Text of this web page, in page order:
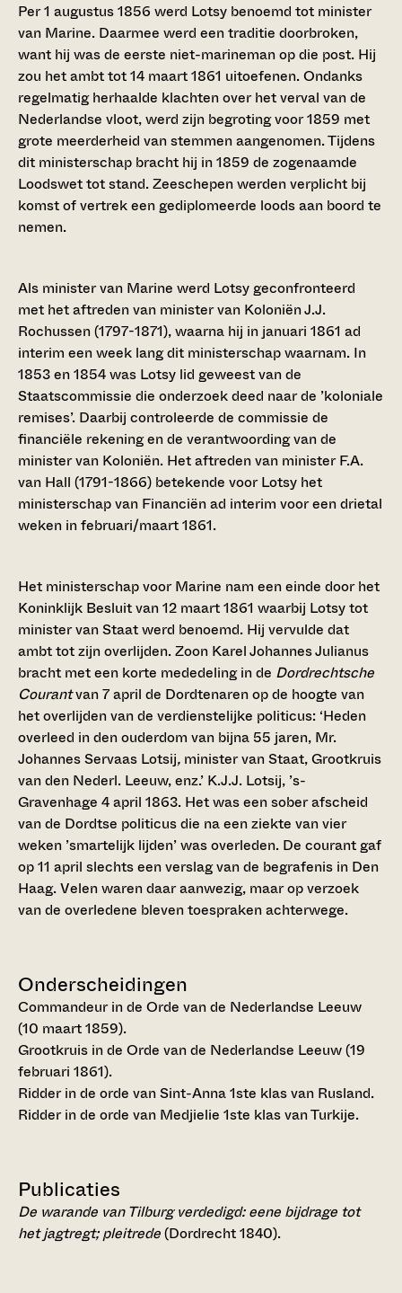
Per 1 augustus 1856 werd Lotsy benoemd tot minister
van Marine. Daarmee werd een traditie doorbroken,
want hij was de eerste niet-marineman op die post. Hij
zou het ambt tot 14 maart 1861 uitoefenen. Ondanks
regelmatig herhaalde klachten over het verval van de
Nederlandse vloot, werd zijn begroting voor 1859 met
grote meerderheid van stemmen aangenomen. Tijdens
dit ministerschap bracht hij in 1859 de zogenaamde
Loodswet tot stand. Zeeschepen werden verplicht bij
komst of vertrek een gediplomeerde loods aan boord te
nemen.
Als minister van Marine werd Lotsy geconfronteerd
met het aftreden van minister van Koloniën J.J.
Rochussen (1797-1871), waarna hij in januari 1861 ad
interim een week lang dit ministerschap waarnam. In
1853 en 1854 was Lotsy lid geweest van de
Staatscommissie die onderzoek deed naar de ’koloniale
remises’. Daarbij controleerde de commissie de
financiële rekening en de verantwoording van de
minister van Koloniën. Het aftreden van minister F.A.
van Hall (1791-1866) betekende voor Lotsy het
ministerschap van Financiën ad interim voor een drietal
weken in februari/maart 1861.
Het ministerschap voor Marine nam een einde door het
Koninklijk Besluit van 12 maart 1861 waarbij Lotsy tot
minister van Staat werd benoemd. Hij vervulde dat
ambt tot zijn overlijden. Zoon Karel Johannes Julianus
bracht met een korte mededeling in de Dordrechtsche
Courantvan 7 april de Dordtenaren op de hoogte van
het overlijden van de verdienstelijke politicus: ‘Heden
overleed in den ouderdom van bijna 55 jaren, Mr.
Johannes Servaas Lotsij, minister van Staat, Grootkruis
van den Nederl. Leeuw, enz.’ K.J.J. Lotsij, ’s-
Gravenhage 4 april 1863. Het was een sober afscheid
van de Dordtse politicus die na een ziekte van vier
weken ’smartelijk lijden’ was overleden. De courant gaf
op 11 april slechts een verslag van de begrafenis in Den
Haag. Velen waren daar aanwezig, maar op verzoek
van de overledene bleven toespraken achterwege.
Onderscheidingen
Commandeur in de Orde van de Nederlandse Leeuw
(10 maart 1859).
Grootkruis in de Orde van de Nederlandse Leeuw (19
februari 1861).
Ridder in de orde van Sint-Anna 1ste klas van Rusland.
Ridder in de orde van Medjielie 1ste klas van Turkije.
Publicaties
De warande van Tilburg verdedigd: eene bijdrage tot
het jagtregt; pleitrede(Dordrecht 1840).